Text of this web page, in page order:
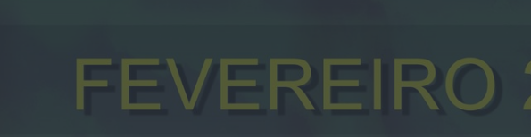
Aguada de Cima
Travassô